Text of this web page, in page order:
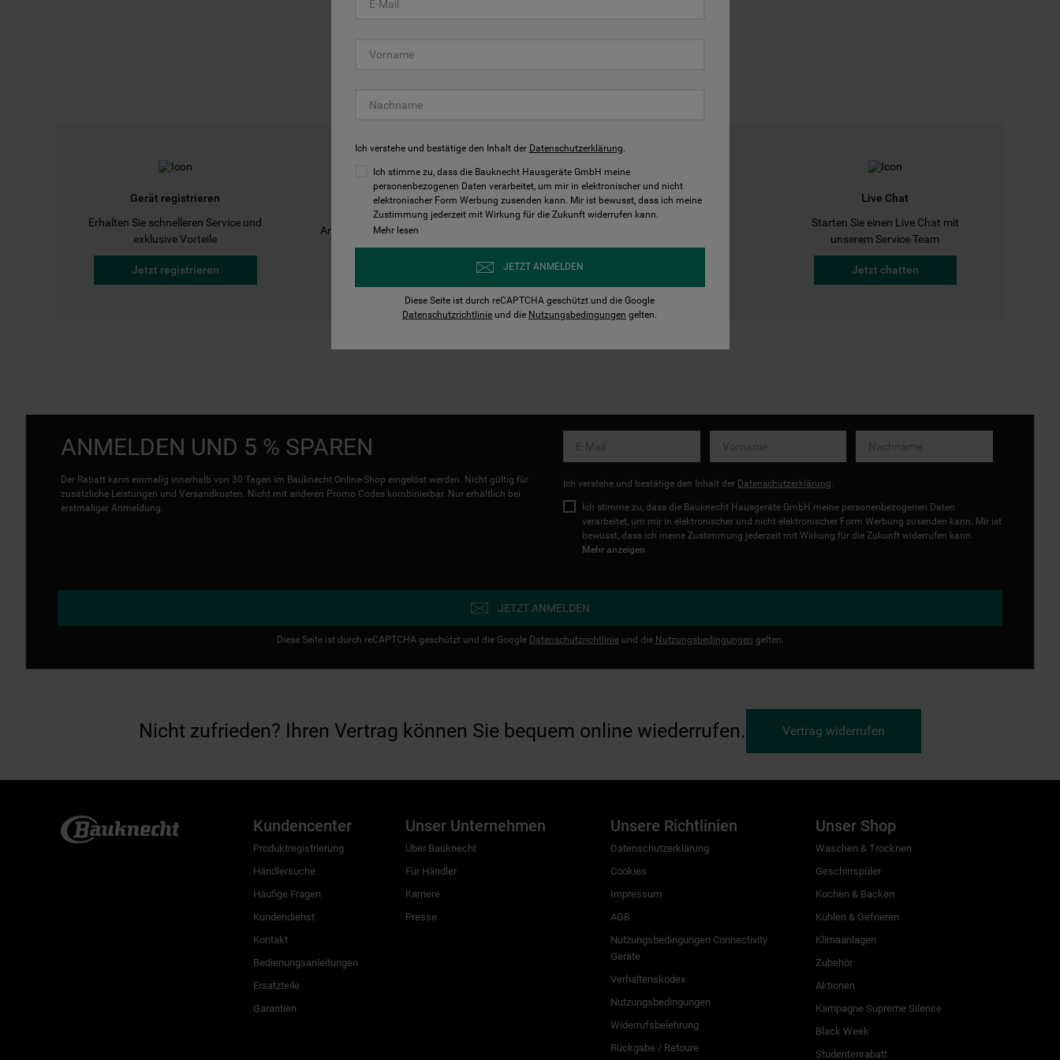
Gerät registrieren
Erhalten Sie schnelleren Service und
exklusive Vorteile
Jetzt registrieren
Bedienungsanleitungen
Anleitungen finden und herunterladen
Kontakt
Live Chat
Starten Sie einen Live Chat mit
unserem Service Team
Jetzt chatten
ANMELDEN UND 5 % SPAREN
Der Rabatt kann einmalig innerhalb von 30 Tagen im Bauknecht Online-Shop eingelöst werden. Nicht gültig für
zusätzliche Leistungen und Versandkosten. Nicht mit anderen Promo Codes kombinierbar. Nur erhältlich bei
erstmaliger Anmeldung.
Ich verstehe und bestätige den Inhalt der Datenschutzerklärung
Ich stimme zu, dass die Bauknecht Hausgeräte GmbH meine personenbezogenen Daten
verarbeitet, um mir in elektronischer und nicht elektronischer Form Werbung zusenden kann. Mir ist
bewusst, dass ich meine Zustimmung jederzeit mit Wirkung für die Zukunft widerrufen kann.
Mehr anzeigen
JETZT ANMELDEN
Diese Seite ist durch reCAPTCHA geschützt und die Google Datenschutzrichtlinieund die Nutzungsbedingungen gelten.
Nicht zufrieden? Ihren Vertrag können Sie bequem online wiederrufen. Vertrag widerrufen
Kundencenter
Produktregistrierung
Händlersuche
Häufige Fragen
Kundendienst
Kontakt
Bedienungsanleitungen
Ersatzteile
Garantien
Unser Unternehmen
Über Bauknecht
Für Händler
Karriere
Presse
Unsere Richtlinien
Datenschutzerklärung
Cookies
Impressum
AGB
Nutzungsbedingungen Connectivity
Geräte
Verhaltenskodex
Nutzungsbedingungen
Widerrufsbelehrung
Rückgabe / Retoure
Unser Shop
Waschen & Trocknen
Geschirrspüler
Kochen & Backen
Kühlen & Gefrieren
Klimaanlagen
Zubehör
Aktionen
Kampagne Supreme Silence
Black Week
Studentenrabatt
Ich verstehe und bestätige den Inhalt der Datenschutzerklärung.
Ich stimme zu, dass die Bauknecht Hausgeräte GmbH meine
personenbezogenen Daten verarbeitet, um mir in elektronischer und nicht
elektronischer Form Werbung zusenden kann. Mir ist bewusst, dass ich meine
Zustimmung jederzeit mit Wirkung für die Zukunft widerrufen kann.
Mehr lesen
JETZT ANMELDEN
Diese Seite ist durch reCAPTCHA geschützt und die Google
Datenschutzrichtlinie und die Nutzungsbedingungen gelten.